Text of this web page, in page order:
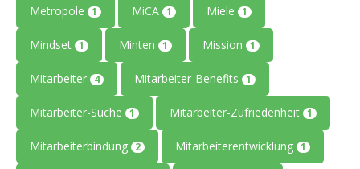
Metropole 1 MiCA 1 Miele 1
Mindset 1 Minten 1 Mission 1
Mitarbeiter 4 Mitarbeiter-Benefits 1
Mitarbeiter-Suche 1 Mitarbeiter-Zufriedenheit 1
Mitarbeiterbindung 2 Mitarbeiterentwicklung 1